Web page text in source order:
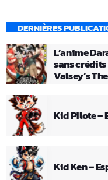
DERNIÈRES
L’anime
sans
Valsey’s
Kid Pilote –
Kid Ken –